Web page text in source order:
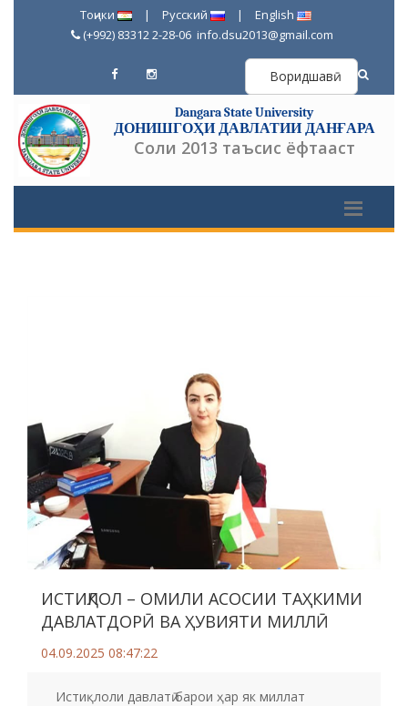
Тоҷики | Русский |
English
(+992) 83312 2-28-06 info.dsu2013@gmail.com
Воридшавӣ
Dangara State University
ДОНИШГОҲИ ДАВЛАТИИ ДАНҒАРА
Соли 2013 таъсис ёфтааст
ИСТИҚЛОЛ – ОМИЛИ АСОСИИ ТАҲКИМИ
ДАВЛАТДОРӢ ВА ҲУВИЯТИ МИЛЛӢ
04.09.2025 08:47:22
Истиқлоли давлатӣ барои ҳар як миллат